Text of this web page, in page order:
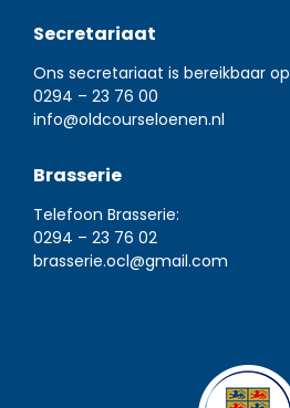
Secretariaat
Ons secretariaat is bereikbaar op
0294 – 23 76 00
info@oldcourseloenen.nl
Brasserie
Telefoon Brasserie:
0294 – 23 76 02
brasserie.ocl@gmail.com